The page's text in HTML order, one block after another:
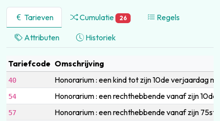
Tarieven Cumulatie 26 Regels
Attributen Historiek
Tariefcode Omschrijving
40 Honorarium : een kind tot zijn 10de verjaardag
54 Honorarium : een rechthebbende vanaf zijn
57 Honorarium : een rechthebbende vanaf zijn